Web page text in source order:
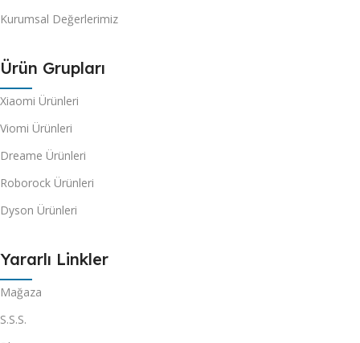
Kurumsal Değerlerimiz
Ürün Grupları
Xiaomi Ürünleri
Viomi Ürünleri
Dreame Ürünleri
Roborock Ürünleri
Dyson Ürünleri
Yararlı Linkler
Mağaza
S.S.S.